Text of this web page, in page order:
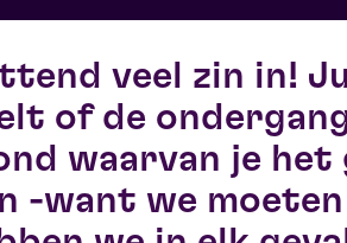
veel zin in!
of de
waarvan je
-want we moeten